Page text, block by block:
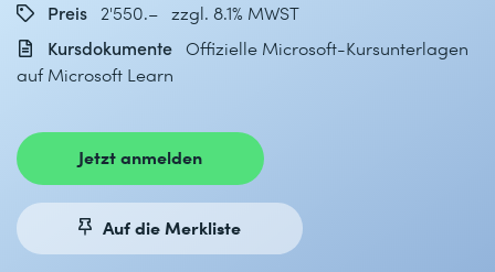
Preis
2'550.– zzgl. 8.1% MWST
Kursdokumente Offizielle Microsoft-Kursunterlagen
auf Microsoft Learn
Jetzt anmelden
Auf die Merkliste